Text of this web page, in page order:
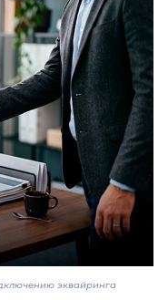
эквайринга